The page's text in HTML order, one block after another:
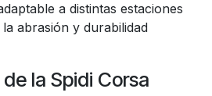
a distintas estaciones
abrasión y durabilidad
la Spidi Corsa